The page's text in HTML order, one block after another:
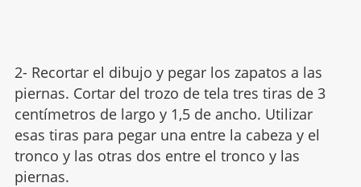
2- Recortar el dibujo y pegar los zapatos a las
piernas. Cortar del trozo de tela tres tiras de 3
centímetros de largo y 1,5 de ancho. Utilizar
esas tiras para pegar una entre la cabeza y el
tronco y las otras dos entre el tronco y las
piernas.